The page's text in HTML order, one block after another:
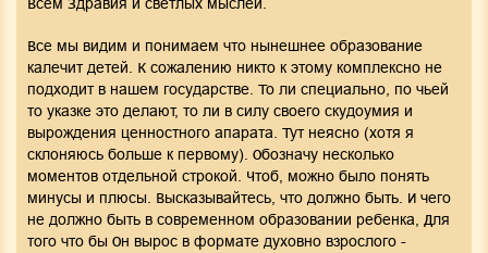
Все мы видим и понимаем что нынешнее образование
калечит детей. К сожалению никто к этому комплексно не
подходит в нашем государстве. То ли специально, по чьей
то указке это делают, то ли в силу своего скудоумия и
вырождения ценностного апарата. Тут неясно (хотя я
склоняюсь больше к первому). Обозначу несколько
моментов отдельной строкой. Чтоб, можно было понять
минусы и плюсы. Высказывайтесь, что должно быть. И чего
не должно быть в современном образовании ребенка, Для
того что бы Он вырос в формате духовно взрослого -